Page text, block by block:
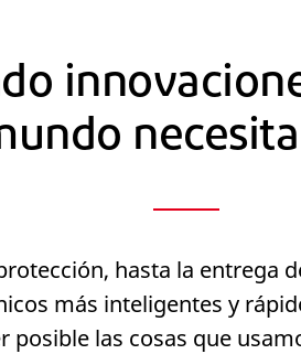
hasta la entrega
más inteligentes y
posible las cosas que